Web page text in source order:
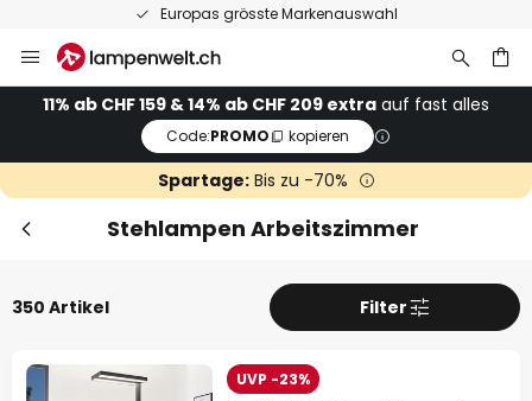
50 Tage kostenlose Retoure
Inhalt
springen
11% ab CHF 159 & 14% ab CHF 209 extra auf fast alles
Code:PROMO kopieren
Spartage:Bis zu -70%
Stehlampen Arbeitszimmer
350 Artikel Filter
UVP -23%
Extra Rabatt
11% Rabattab CHF 159
14% Rabattab CHF 209
Ihr Code:
Jetzt einlösen
*Ausgenommene Hersteller